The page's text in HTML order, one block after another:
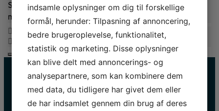
Sagnlandet Lejres hjerte, hvor gløderne altid er klar til
medbragte snobrød eller pølser.
indsamle oplysninger om dig til forskellige
formål, herunder: Tilpasning af annoncering,
bedre brugeroplevelse, funktionalitet,
statistik og marketing. Disse oplysninger
kan blive delt med annoncerings- og
analysepartnere, som kan kombinere dem
med data, du tidligere har givet dem eller
de har indsamlet gennem din brug af deres